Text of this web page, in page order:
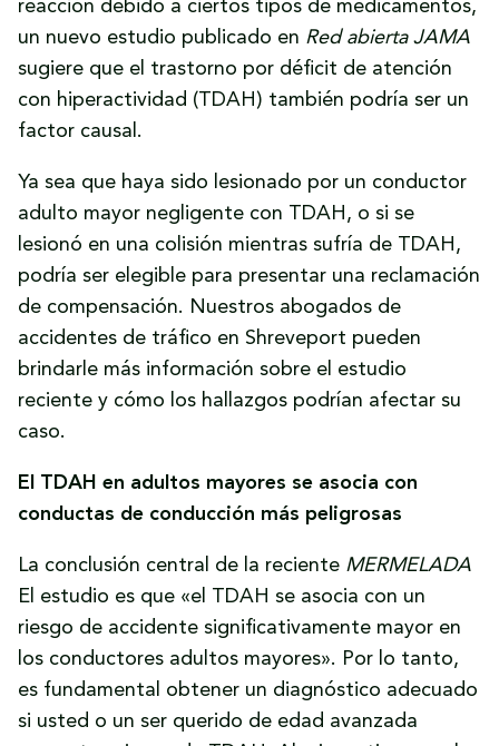
reacción debido a ciertos tipos de medicamentos,
un nuevo estudio publicado en Red abierta JAMA
sugiere que el trastorno por déficit de atención
con hiperactividad (TDAH) también podría ser un
factor causal.
Ya sea que haya sido lesionado por un conductor
adulto mayor negligente con TDAH, o si se
lesionó en una colisión mientras sufría de TDAH,
podría ser elegible para presentar una reclamación
de compensación. Nuestros abogados de
accidentes de tráfico en Shreveport pueden
brindarle más información sobre el estudio
reciente y cómo los hallazgos podrían afectar su
caso.
El TDAH en adultos mayores se asocia con
conductas de conducción más peligrosas
La conclusión central de la reciente MERMELADA
El estudio es que «el TDAH se asocia con un
riesgo de accidente significativamente mayor en
los conductores adultos mayores». Por lo tanto,
es fundamental obtener un diagnóstico adecuado
si usted o un ser querido de edad avanzada